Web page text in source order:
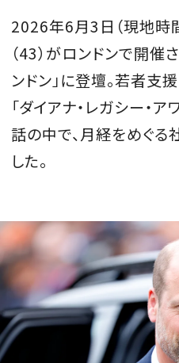
会員登録
Log in or Sign up
SPUR読者のためのメンバ
「The SPUR Club」。便利
めます。
FOLLOW US
2026年6月3日（現地時
（43）がロンドンで開催
ンドン」に登壇。若者支
「ダイアナ・レガシー・
話の中で、月経をめぐ
した。